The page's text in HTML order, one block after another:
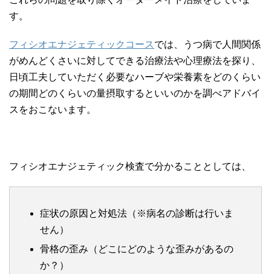
す。
フィシオエナジェティックコース では、うつ病で人間関係
がめんどくさいに対してできる治療法や心理療法を探り、
日頃工夫していただく必要なハーブや栄養素をどのくらい
の期間どのくらいの量摂取するといいのかを調べアドバイ
スをおこないます。
フィシオエナジェティック検査で分かることとしては、
症状の原因と対処法（※病名の診断は行いま
せん）
骨格の歪み（どこにどのような歪みがあるの
か？）